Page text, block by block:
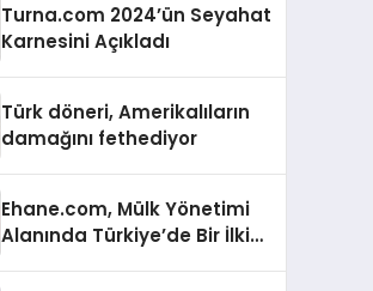
Turna.com 2024’ün Seyahat
Karnesini Açıkladı
Türk döneri, Amerikalıların
damağını fethediyor
Ehane.com, Mülk Yönetimi
Alanında Türkiye’de Bir İlki